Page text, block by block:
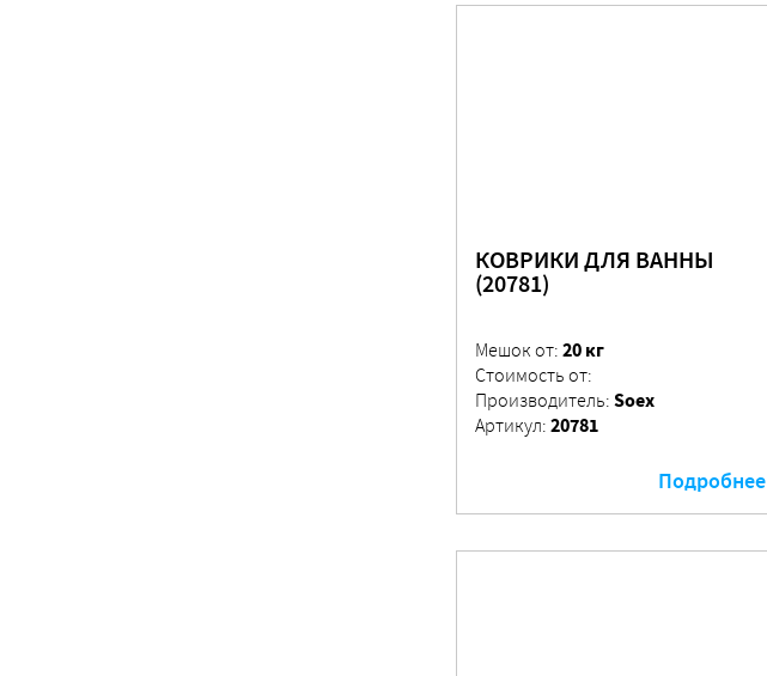
КОВРИКИ ДЛЯ ВАННЫ
(20781)
Мешок от: 20 кг
Стоимость от:
Производитель: Soex
Артикул: 20781
Подробнее